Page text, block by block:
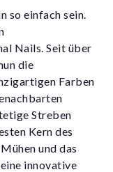
so einfach sein.
Nails. Seit über
die
Farben
Streben
Kern des
und das
innovative